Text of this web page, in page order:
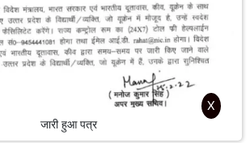
जारी हुआ पत्र
X